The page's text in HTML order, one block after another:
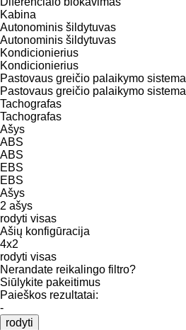
Kabina
Autonominis šildytuvas
Autonominis šildytuvas
Kondicionierius
Kondicionierius
Pastovaus greičio palaikymo sistema
Pastovaus greičio palaikymo sistema
Tachografas
Tachografas
Ašys
ABS
ABS
EBS
EBS
Ašys
2 ašys
rodyti visas
Ašių konfigūracija
4x2
rodyti visas
Nerandate reikalingo filtro?
Siūlykite pakeitimus
Paieškos rezultatai:
-
rodyti